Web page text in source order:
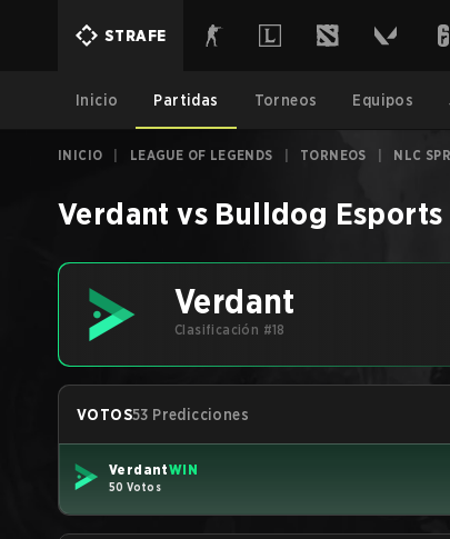
STRAFE
Inicio Partidas Torneos Equipos
INICIO LEAGUE OF LEGENDS TORNEOS NLC
Verdant vs Bulldog Esports
Verdant
Clasificación #18
VOTOS53 Predicciones
VerdantWIN
50 Votos